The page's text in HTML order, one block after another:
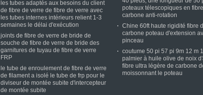
les tubes adaptés aux besoins du client
de fibre de verre de fibre de verre avec
les tubes internes intérieurs relient 1-3
semaines le délai d'exécution
joints de fibre de verre de bride de
souche de fibre de verre de bride des
garnitures de tuyau de fibre de verre
FRP
le tube de enroulement de fibre de verre
de filament a isolé le tube de frp pour le
diviseur de montée subite d'intercepteur
de montée subite
poteaux télescopiques en
carbone anti-rotation
Chine 60ft haute rigidité fibre
carbone poteau d'extension
pinceau
coutume 50 pi 57 pi 9m 12 m
palmier à huile olive de noix
fibre ultra légère de carbone
moissonnant le poteau